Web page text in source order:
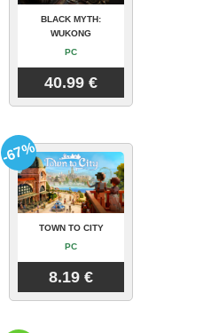
BLACK MYTH:
WUKONG
PC
40.99 €
TOWN TO CITY
PC
8.19 €
-67%